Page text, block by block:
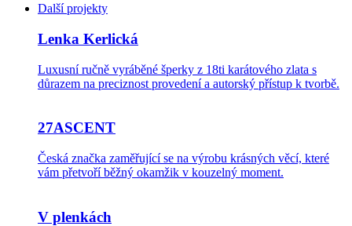
Další projekty
Lenka Kerlická
Luxusní ručně vyráběné šperky z 18ti karátového zlata s
důrazem na preciznost provedení a autorský přístup k tvorbě.
27ASCENT
Česká značka zaměřující se na výrobu krásných věcí, které
vám přetvoří běžný okamžik v kouzelný moment.
V plenkách